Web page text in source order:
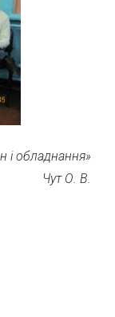
і обладнання»
Чут О. В.